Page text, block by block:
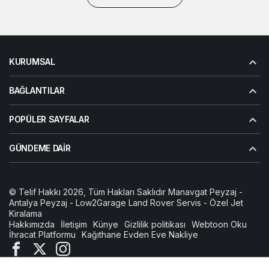
KURUMSAL
BAĞLANTILAR
POPÜLER SAYFALAR
GÜNDEME DAIR
© Telif Hakkı 2026, Tüm Hakları Saklıdır Manavgat Peyzaj -
Antalya Peyzaj - Low2Garage Land Rover Servis - Özel Jet
Kiralama
Hakkımızda
İletişim Künye Gizlilik politikası
Webtoon Oku
İhracat Platformu
Kağıthane Evden Eve Nakliye